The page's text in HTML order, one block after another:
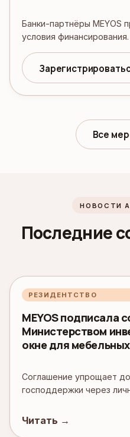
Банки-партнёры MEYOS
условия финансирования.
Все
НОВОСТИ
Последние
РЕЗИДЕНТСТВО
MEYOS подписала
Министерством
окне для
Соглашение упрощает
господдержки через
Читать →